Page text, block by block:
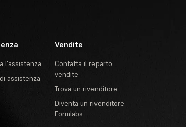
l'assistenza
assistenza
Vendite
Contatta il reparto
vendite
Trova un rivenditore
Diventa un rivenditore
Formlabs